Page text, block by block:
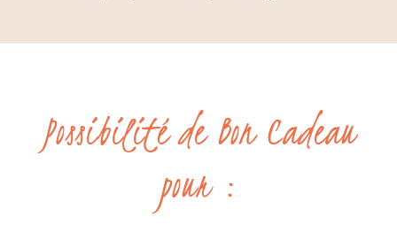
Possibilité de Bon Cadeau
pour :